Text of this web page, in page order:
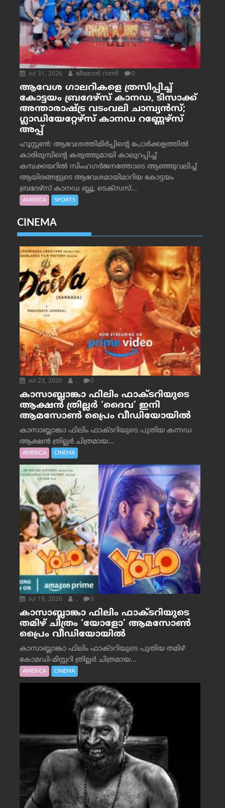
Jul 31, 2026 ജീമോന്‍ റാന്നി 0
ആവേശ ഗാലറികളെ ത്രസിപ്പിച്ച്
കോട്ടയം ബ്രദേഴ്‌സ് കാനഡ, ടിസാക്ക്
അന്താരാഷ്ട്ര വടംവലി ചാമ്പ്യന്‍സ്;
ഗ്ലാഡിയേറ്റേഴ്‌സ് കാനഡ റണ്ണേഴ്‌സ്
അപ്പ്
ഹൂസ്റ്റണ്‍: ആവേശത്തിമിര്‍പ്പിന്റെ പോര്‍ക്കളത്തില്‍
കാരിരുമ്പിന്റെ കരുത്തുമായി കാലുറപ്പിച്ച്
കമ്പക്കയറില്‍ സിംഹഗര്‍ജനത്തോടെ ആഞ്ഞുവലിച്ച്
ആയിരങ്ങളുടെ ആവേശമായിമാറിയ കോട്ടയം
ബ്രദേഴ്‌സ് കാനഡ ബ്ലൂ, ടെക്‌സസ്...
AMERICA SPORTS
CINEMA
Jul 23, 2026 . 0
കാസാബ്ലാങ്കാ ഫിലിം ഫാക്ടറിയുടെ
ആക്ഷൻ ത്രില്ലർ ‘ദൈവ’ ഇനി
ആമസോൺ പ്രൈം വീഡിയോയിൽ
കാസാബ്ലാങ്കാ ഫിലിം ഫാക്ടറിയുടെ പുതിയ കന്നഡ
ആക്ഷൻ ത്രില്ലർ ചിത്രമായ...
AMERICA CINEMA
Jul 19, 2026 . 0
കാസാബ്ലാങ്കാ ഫിലിം ഫാക്ടറിയുടെ
തമിഴ് ചിത്രം ‘യോളോ’ ആമസോൺ
പ്രൈം വീഡിയോയിൽ
കാസാബ്ലാങ്കാ ഫിലിം ഫാക്ടറിയുടെ പുതിയ തമിഴ്
കോമഡി-മിസ്റ്ററി ത്രില്ലർ ചിത്രമായ...
AMERICA CINEMA